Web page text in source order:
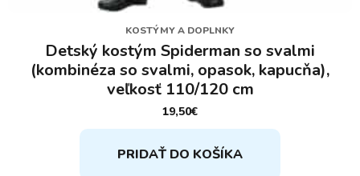
KOSTÝMY A DOPLNKY
Detský kostým Spiderman so svalmi
(kombinéza so svalmi, opasok, kapucňa),
veľkosť 110/120 cm
19,50€
PRIDAŤ DO KOŠÍKA